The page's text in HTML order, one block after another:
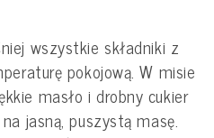
wszystkie składniki z
pokojową. W misie
masło i drobny cukier
jasną, puszystą masę.